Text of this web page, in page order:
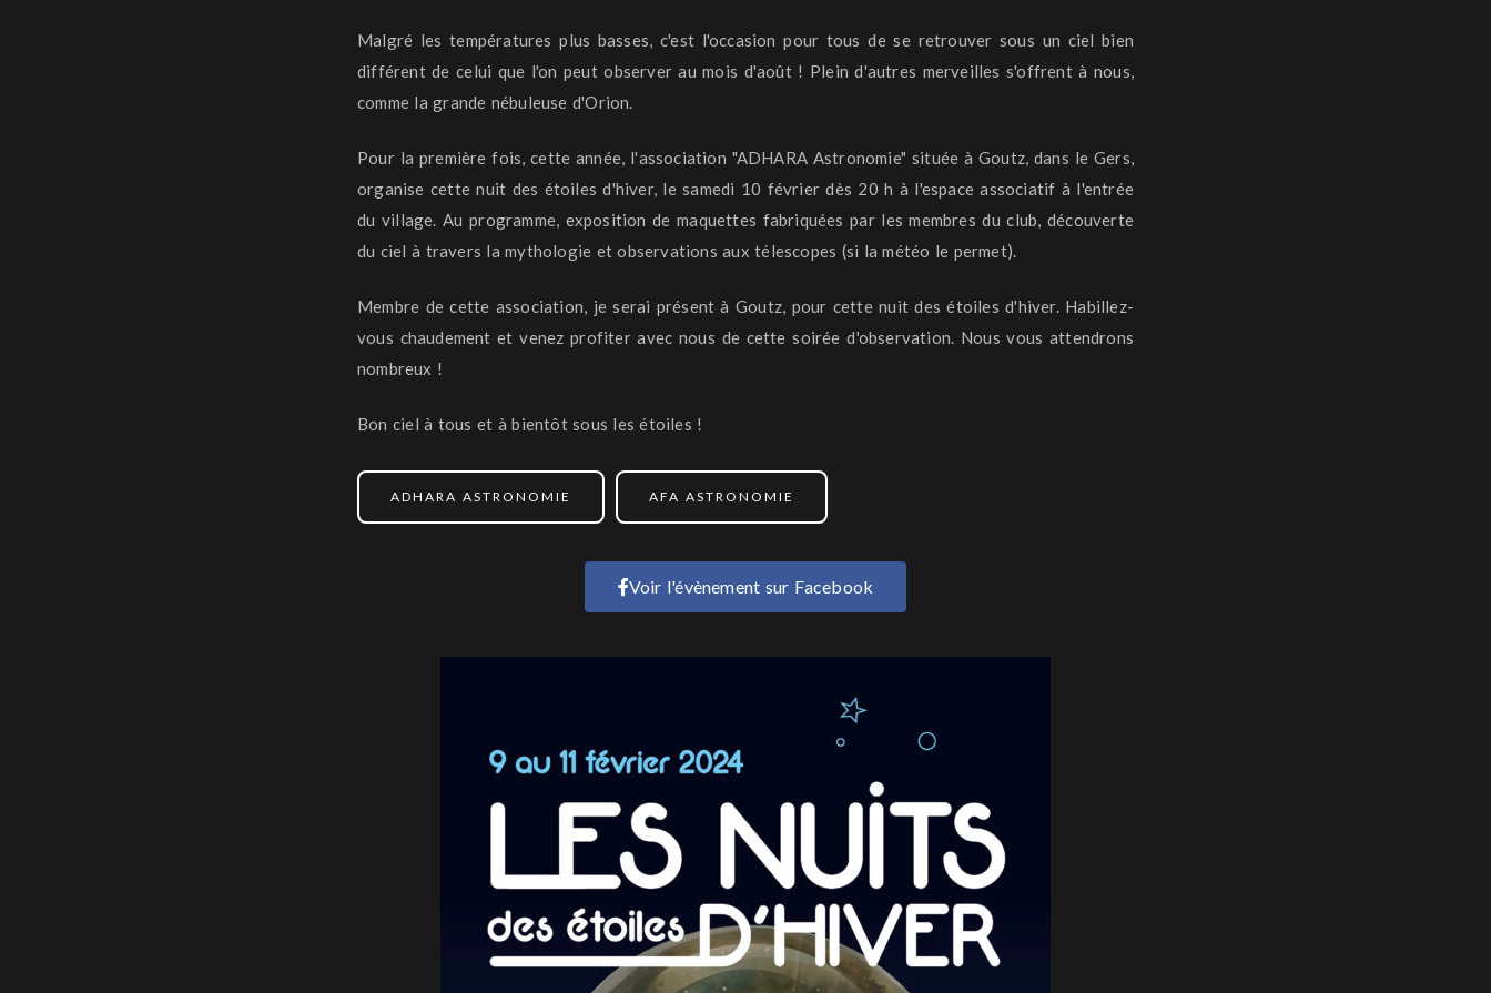
Malgré les températures plus basses, c'est l'occasion pour tous de se retrouver sous un ciel bien
différent de celui que l'on peut observer au mois d'août ! Plein d'autres merveilles s'offrent à nous,
comme la grande nébuleuse d'Orion.
Pour la première fois, cette année, l'association "ADHARA Astronomie" située àGoutz, dans le Gers,
organise cette nuit des étoiles d'hiver, le samedi 10 février dès 20 h à l'espace associatif à l'entrée
du village. Au programme, exposition de maquettes fabriquées par les membres du club, découverte
du ciel à travers la mythologie et observations aux télescopes (si la météo le permet).
Membre de cette association, je serai présent àGoutz, pour cette nuit des étoiles d'hiver.Habillez-
vous chaudement et venez profiter avec nous de cette soirée d'observation. Nous vous attendrons
nombreux !
Bon ciel à tous et à bientôt sous les étoiles !
ADHARA ASTRONOMIE AFA ASTRONOMIE
Voir l'évènement sur Facebook